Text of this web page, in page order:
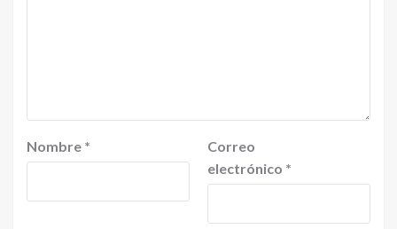
Nombre *
Correo
electrónico *